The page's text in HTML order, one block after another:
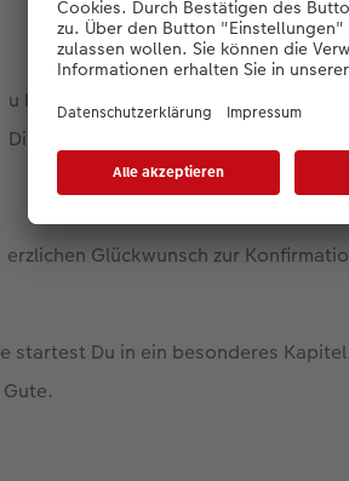
u hast Dich entschieden, Deinen
Dir von ganzem Herzen.
erzlichen Glückwunsch zur
startest Du in ein besonderes